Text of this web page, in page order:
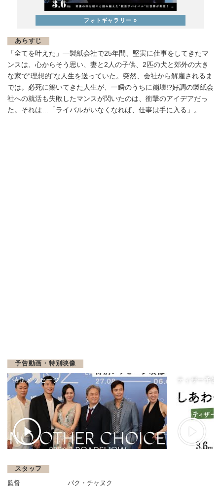
あらすじ
「全てを叶えた」—製紙会社で25年間、堅実に仕事をしてきたマ
ンスは、心からそう思い、妻と2人の子供、2匹の犬と郊外の大き
な家で“理想的”な人生を送っていた。突然、会社から解雇されるま
では。必死に築いてきた人生が、一瞬のうちに崩壊!?好調の製紙会
社への就活も失敗したマンスが閃いたのは、衝撃のアイデアだっ
た。それは…「ライバルがいなくなれば、仕事は手に入る」。
予告動画・特別映像
特別メッセージ ティザー予告
スタッフ
監督 パク・チャヌク